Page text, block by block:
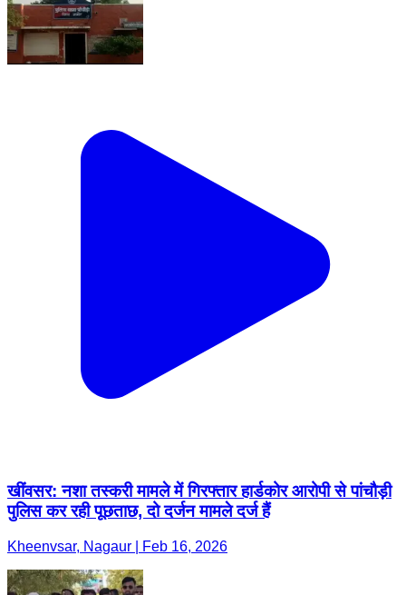
खींवसर: नशा तस्करी मामले में गिरफ्तार हार्डकोर आरोपी से पांचौड़ी
पुलिस कर रही पूछताछ, दो दर्जन मामले दर्ज हैं
Kheenvsar, Nagaur | Feb 16, 2026